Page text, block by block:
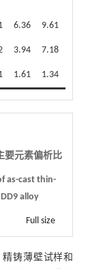
6.36 9.61
3.94 7.18
1.61 1.34
要元素偏析比
as-cast thin-
alloy
Full size
铸薄壁试样和